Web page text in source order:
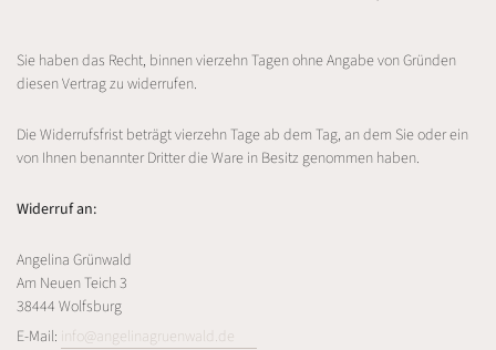
Sie haben das Recht, binnen vierzehn Tagen ohne Angabe von Gründen
diesen Vertrag zu widerrufen.
Die Widerrufsfrist beträgt vierzehn Tage ab dem Tag, an dem Sie oder ein
von Ihnen benannter Dritter die Ware in Besitz genommen haben.
Widerruf an:
Angelina Grünwald
Am Neuen Teich 3
38444 Wolfsburg
E-Mail: info@angelinagruenwald.de